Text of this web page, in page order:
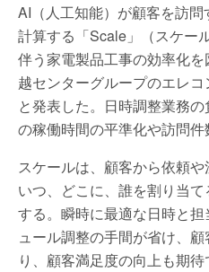
AI（人工知能）が顧客を訪
計算する「Scale」（スケー
伴う家電製品工事の効率化
越センターグループのエレ
と発表した。日時調整業務
の稼働時間の平準化や訪問件
スケールは、顧客から依頼
いつ、どこに、誰を割り当
する。瞬時に最適な日時と
ュール調整の手間が省け、
り、顧客満足度の向上も期待